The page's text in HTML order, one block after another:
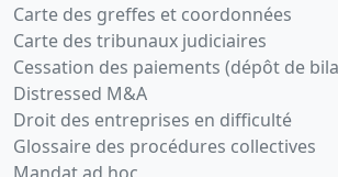
Carte des greffes et coordonnées
Carte des tribunaux judiciaires
Cessation des paiements (dépôt de
Distressed M&A
Droit des entreprises en difficulté
Glossaire des procédures collectives